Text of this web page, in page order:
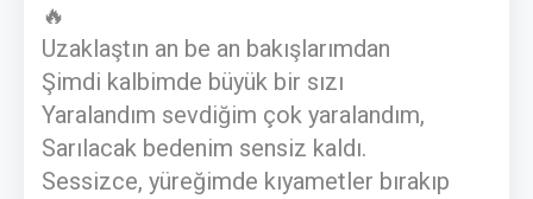
🔥
Uzaklaştın an be an bakışlarımdan
Şimdi kalbimde büyük bir sızı
Yaralandım sevdiğim çok yaralandım,
Sarılacak bedenim sensiz kaldı.
Sessizce, yüreğimde kıyametler bırakıp